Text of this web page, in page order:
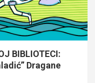
BIBLIOTECI:
Dragane